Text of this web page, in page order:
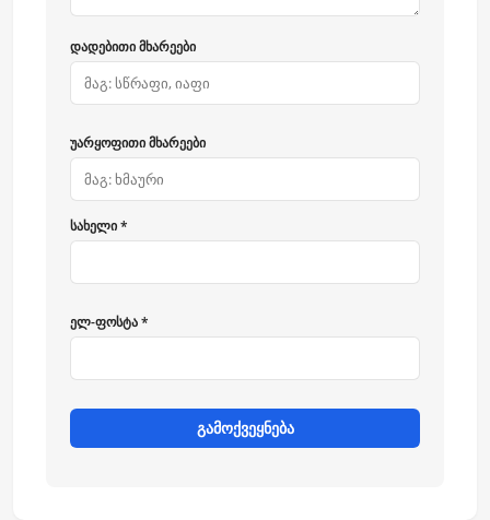
დადებითი მხარეები
უარყოფითი მხარეები
სახელი *
ელ-ფოსტა *
გამოქვეყნება